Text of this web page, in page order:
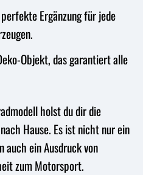
Ergänzung für jede
Objekt, das garantiert alle
holst du dir die
Hause. Es ist nicht nur ein
auch ein Ausdruck von
zum Motorsport.